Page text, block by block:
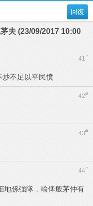
回復
夫 (23/09/2017 10:00
41#
炒不足以平民憤
42#
43#
44#
地係強隊，輸俾般茅仲有